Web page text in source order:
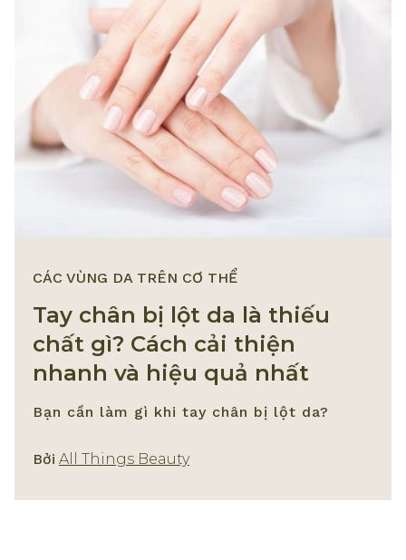
CÁC VÙNG DA TRÊN CƠ THỂ
Tay chân bị lột da là thiếu
chất gì? Cách cải thiện
nhanh và hiệu quả nhất
Bạn cần làm gì khi tay chân bị lột da?
Bởi All Things BeautyCác Vùng Da Trên Cơ Thể